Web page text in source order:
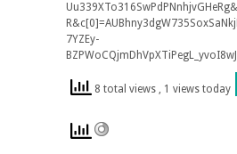
Uu339XTo316SwPdPNnhjvGHeRg&
7YZEy-
8 total views , 1 views today